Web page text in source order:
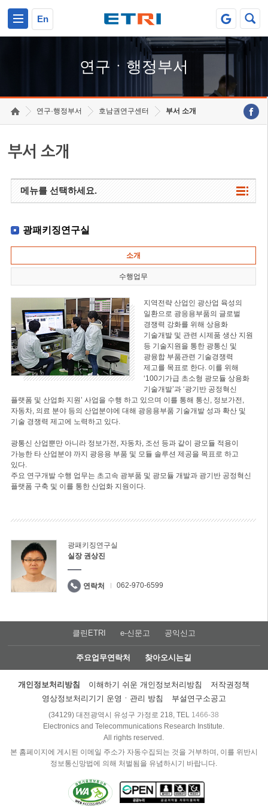
En
연구ㆍ행정부서
연구·행정부서 호남권연구센터 부서 소개
부서 소개
메뉴를 선택하세요.
광패키징연구실
소개
수행업무
지역전략 산업인 광산업 육성의
일환으로 광응용부품의 글로벌
경쟁력 강화를 위해 상용화
기술개발 및 관련 시제품 생산 지원
등 기술지원을 통한 광통신 및
광융합 부품관련 기술경쟁력
제고를 목표로 한다. 이를 위해
‘100기가급 초소형 광모듈 상용화
기술개발’과 ‘광기반 공정혁신
플랫폼 및 산업화 지원’ 사업을 수행 하고 있으며 이를 통해 통신, 정보가전,
자동차, 의료 분야 등의 산업분야에 대해 광응용부품 기술개발 성과 확산 및
기술 경쟁력 제고에 노력하고 있다.
광통신 산업뿐만 아니라 정보가전, 자동차, 조선 등과 같이 광모듈 적용이
가능한 타 산업분야 까지 광응용 부품 및 모듈 솔루션 제공을 목표로 하고
있다.
주요 연구개발 수행 업무는 초고속 광부품 및 광모듈 개발과 광기반 공정혁신
플랫폼 구축 및 이를 통한 산업화 지원이다.
광패키징연구실
실장 권상진
연락처 062-970-6599
클린ETRI e-신문고 공익신고
주요업무연락처 찾아오시는길
개인정보처리방침 이해하기 쉬운 개인정보처리방침
저작권정책
영상정보처리기기 운영ㆍ관리 방침
부설연구소공고
(34129) 대전광역시 유성구 가정로 218, TEL 1466-38
Electronics and Telecommunications Research Institute.
All rights reserved.
본 홈페이지에 게시된 이메일 주소가 자동수집되는 것을 거부하며, 이를 위반시
정보통신망법에 의해 처벌됨을 유념하시기 바랍니다.